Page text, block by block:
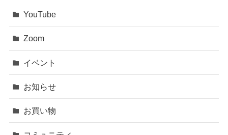
YouTube
Zoom
イベント
お知らせ
お買い物